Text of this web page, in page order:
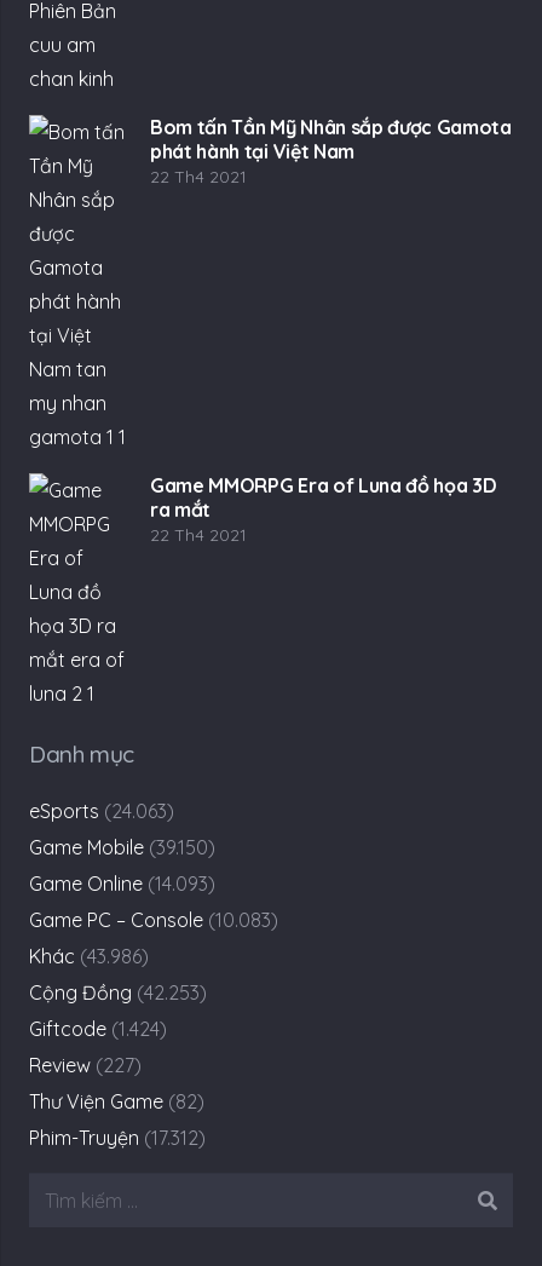
Bom tấn Tần Mỹ Nhân sắp được Gamota
phát hành tại Việt Nam
22 Th4 2021
Game MMORPG Era of Luna đồ họa 3D
ra mắt
22 Th4 2021
Danh mục
eSports (24.063)
Game Mobile (39.150)
Game Online (14.093)
Game PC – Console (10.083)
Khác (43.986)
Cộng Đồng (42.253)
Giftcode (1.424)
Review (227)
Thư Viện Game (82)
Phim-Truyện (17.312)
Tìm